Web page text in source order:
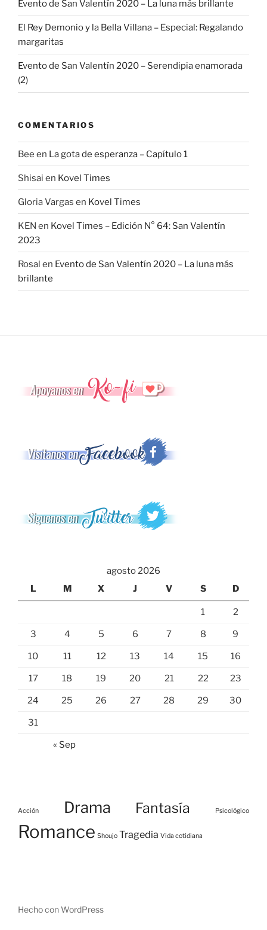
Evento de San Valentín 2020 – La luna más brillante
El Rey Demonio y la Bella Villana – Especial: Regalando
margaritas
Evento de San Valentín 2020 – Serendipia enamorada
(2)
COMENTARIOS
Bee en La gota de esperanza – Capítulo 1
Shisai en Kovel Times
Gloria Vargas en Kovel Times
KEN en Kovel Times – Edición N° 64: San Valentín
2023
Rosal en Evento de San Valentín 2020 – La luna más
brillante
agosto 2026
L
M X J V S D
1 2
3 4 5 6 7 8 9
10 11 12 13 14 15 16
17 18 19 20 21 22 23
24 25 26 27 28 29 30
31
« Sep
Acción Drama Fantasía Psicológico
Romance Shoujo Tragedia Vida cotidiana
Hecho con WordPress